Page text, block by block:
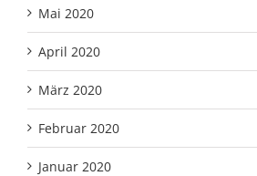
Mai 2020
April 2020
März 2020
Februar 2020
Januar 2020